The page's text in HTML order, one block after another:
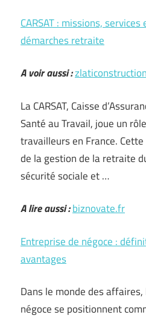
CARSAT : missions,
démarches retraite
A voir aussi :
La CARSAT, Caisse
Santé au Travail, joue un
travailleurs en France.
de la gestion de la retraite
sécurité sociale et …
A lire aussi :biznovate.fr
Entreprise de négoce :
avantages
Dans le monde des
négoce se positionnent